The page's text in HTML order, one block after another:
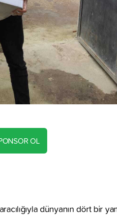
OL
dünyanın dört bir